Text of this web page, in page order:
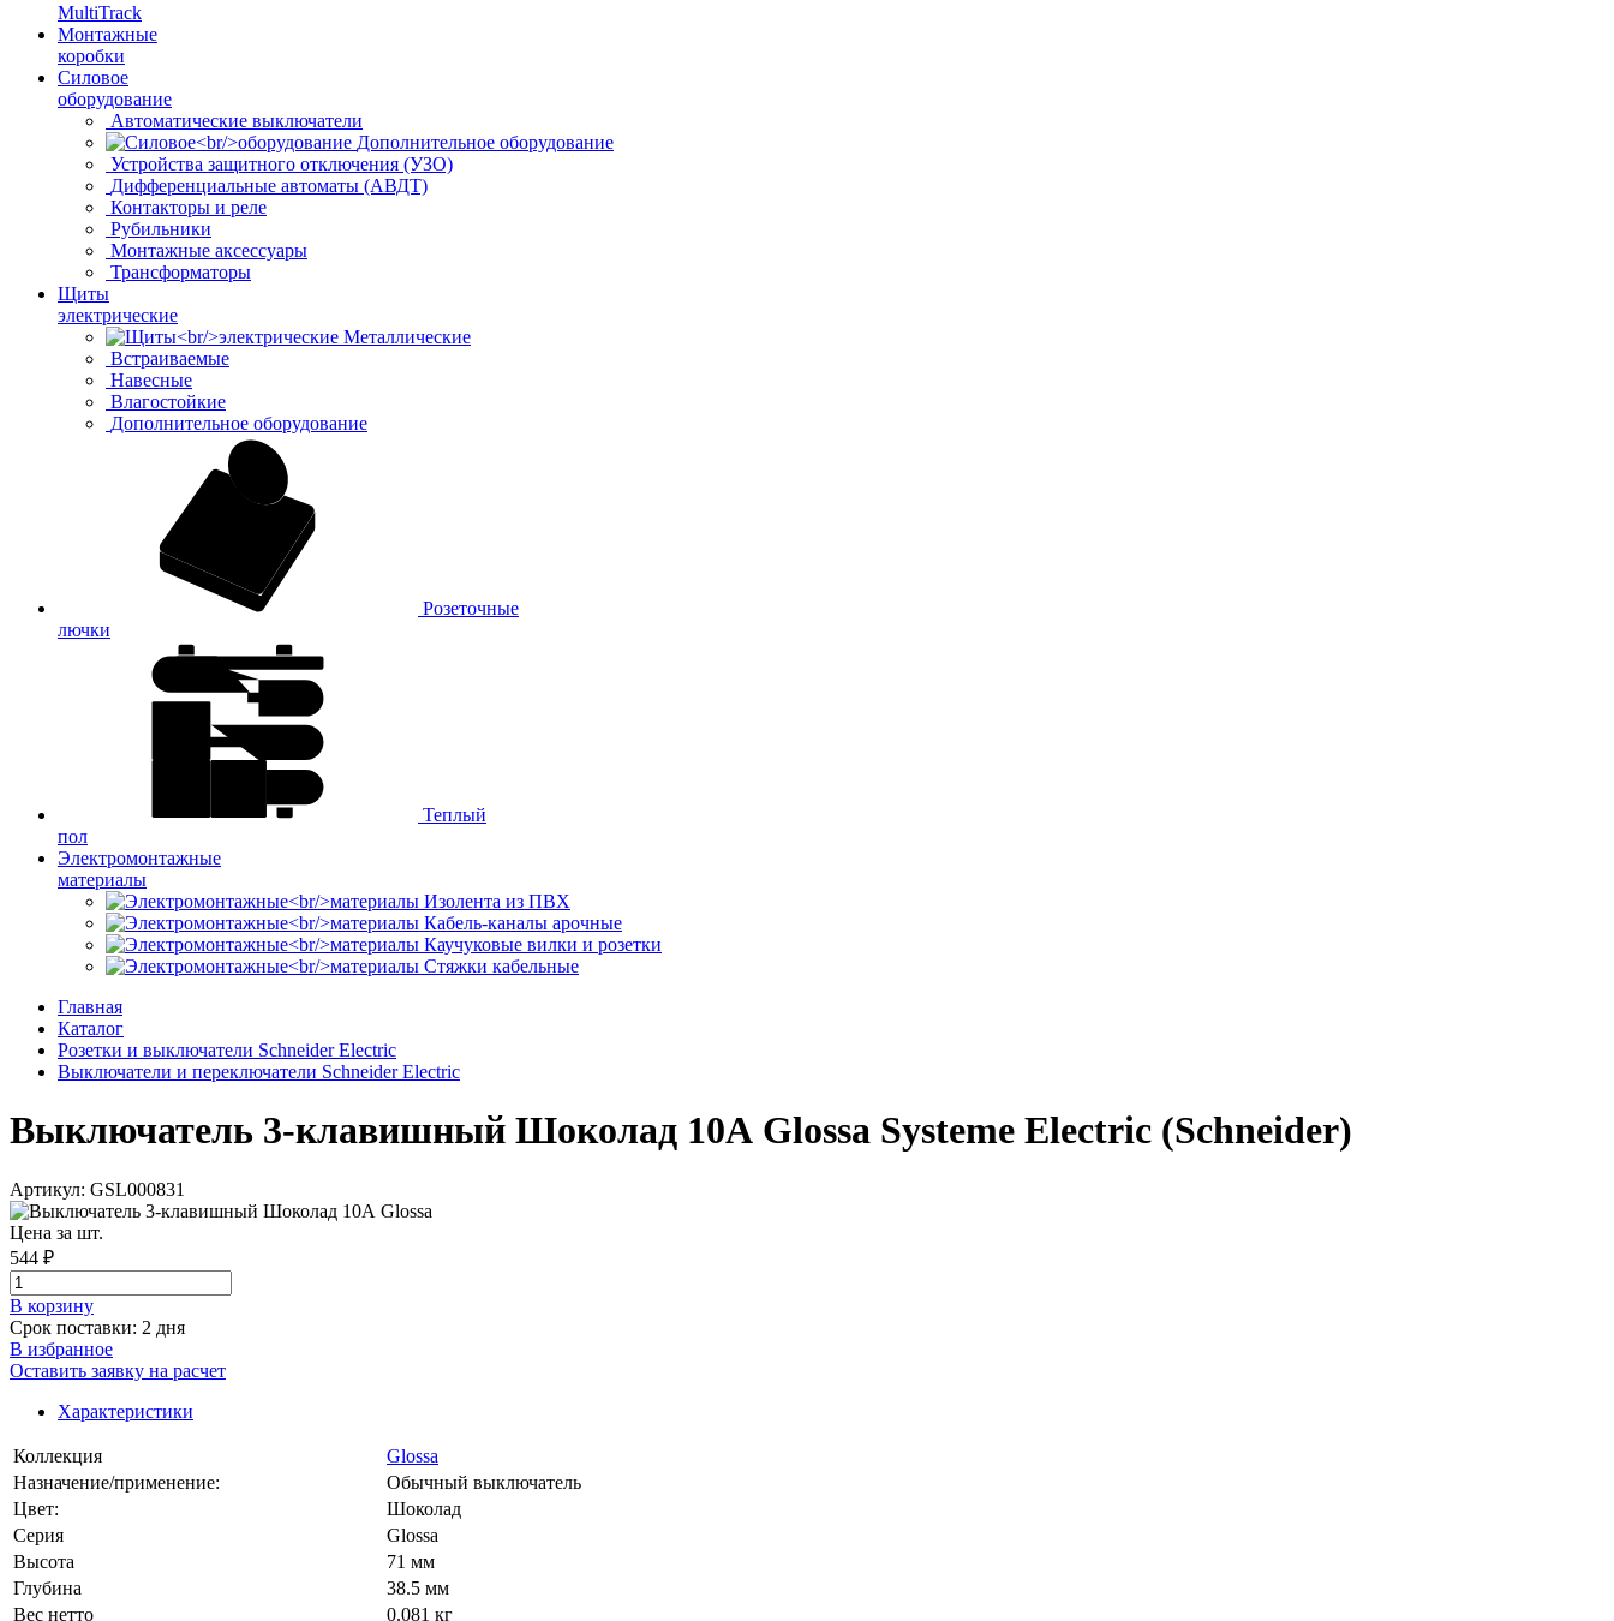
MultiTrack
Монтажные
коробки
Силовое
оборудование
Автоматические выключатели
Дополнительное оборудование
Устройства защитного отключения (УЗО)
Дифференциальные автоматы (АВДТ)
Контакторы и реле
Рубильники
Монтажные аксессуары
Трансформаторы
Щиты
электрические
Металлические
Встраиваемые
Навесные
Влагостойкие
Дополнительное оборудование
Розеточные
лючки
Теплый
пол
Электромонтажные
материалы
Изолента из ПВХ
Кабель-каналы арочные
Каучуковые вилки и розетки
Стяжки кабельные
Главная
Каталог
Розетки и выключатели Schneider Electric
Выключатели и переключатели Schneider Electric
Выключатель 3-клавишный Шоколад 10А Glossa Systeme Electric (Schneider)
Артикул: GSL000831
Цена за шт.
544 ₽
В корзинy
Срок поставки: 2 дня
В избранное
Оставить заявку на расчет
Характеристики
Коллекция
Glossa
Назначение/применение:
Обычный выключатель
Цвет:
Шоколад
Серия
Glossa
Высота
71 мм
Глубина
38.5 мм
Вес нетто
0.081 кг